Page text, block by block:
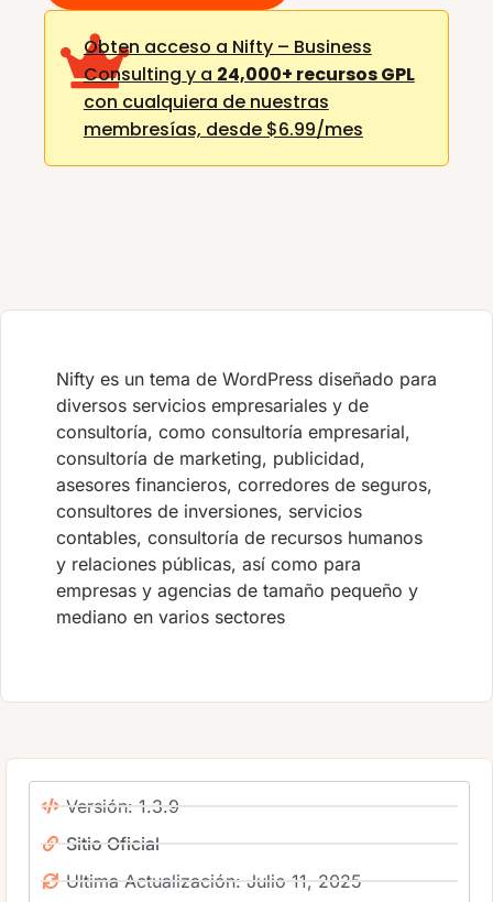
Obten acceso a Nifty – Business
Consulting y a 24,000+ recursos GPL
con cualquiera de nuestras
membresías, desde $6.99/mes
Nifty es un tema de WordPress diseñado para
diversos servicios empresariales y de
consultoría, como consultoría empresarial,
consultoría de marketing, publicidad,
asesores financieros, corredores de seguros,
consultores de inversiones, servicios
contables, consultoría de recursos humanos
y relaciones públicas, así como para
empresas y agencias de tamaño pequeño y
mediano en varios sectores
Versión: 1.3.9
Sitio Oficial
Ultima Actualización: Julio 11, 2025